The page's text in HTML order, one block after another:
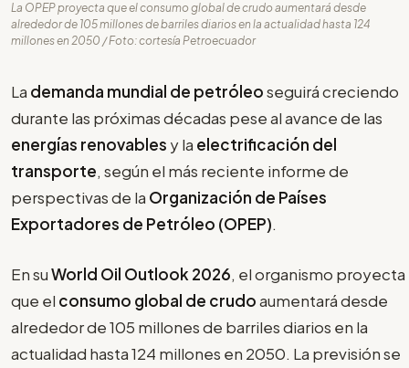
La OPEP proyecta que el consumo global de crudo aumentará desde
alrededor de 105 millones de barriles diarios en la actualidad hasta 124
millones en 2050 / Foto: cortesía Petroecuador
La demanda mundial de petróleoseguirá creciendo
durante las próximas décadas pese al avance de las
energías renovables y la electrificación del
transporte, según el más reciente informe de
perspectivas de la Organización de Países
Exportadores de Petróleo (OPEP).
En suWorld Oil Outlook 2026, el organismo proyecta
que el consumo global de crudoaumentará desde
alrededor de 105 millones de barriles diarios en la
actualidad hasta 124 millones en 2050. La previsión se